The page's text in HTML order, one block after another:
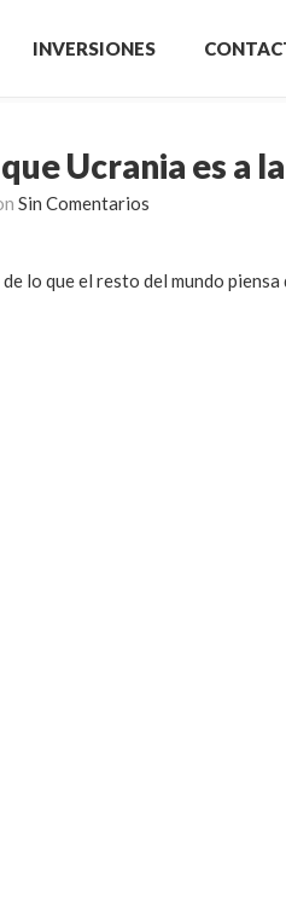
INVERSIONES
Ucrania es a
Sin Comentarios
lo que el resto del mundo